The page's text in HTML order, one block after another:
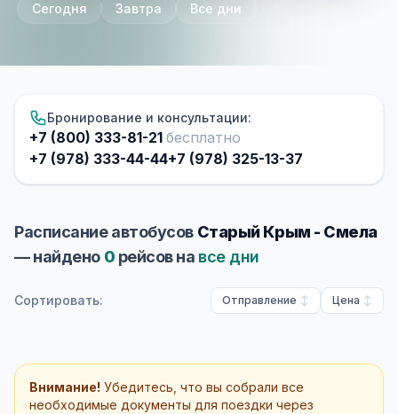
Сегодня Завтра Все дни
Бронирование и консультации:
+7 (800) 333-81-21 бесплатно
+7 (978) 333-44-44+7 (978) 325-13-37
Расписание автобусов Старый Крым - Смела
— найдено 0 рейсов на все дни
Сортировать: Отправление Цена
Внимание! Убедитесь, что вы собрали все
необходимые документы для поездки через